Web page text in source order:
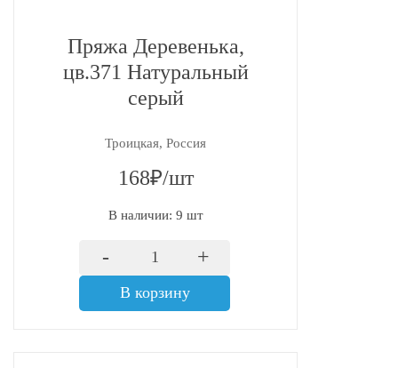
Пряжа Деревенька,
цв.371 Натуральный
серый
Троицкая, Россия
168₽/шт
В наличии: 9 шт
- +
В корзину